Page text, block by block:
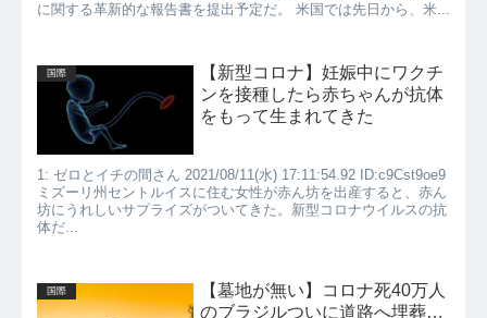
に関する革新的な報告書を提出予定だ。 米国では先日から、米...
国際
【新型コロナ】妊娠中にワクチ
ンを接種したら赤ちゃんが抗体
をもって生まれてきた
1: ゼロとイチの間さん 2021/08/11(水) 17:11:54.92 ID:c9Cst9oe9
ミズーリ州セントルイスに住む女性が赤ん坊を出産すると、赤ん
坊にうれしいサプライズがついてきた。新型コロナウイルスの抗
体だ...
国際
【墓地が無い】コロナ死40万人
のブラジルついに道路へ埋葬…